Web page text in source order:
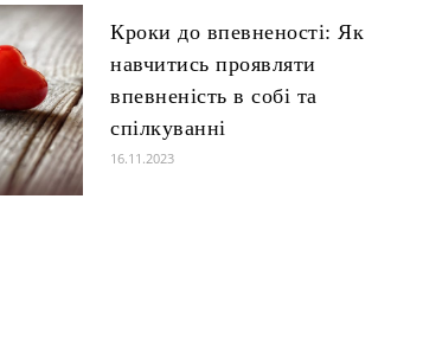
Кроки до впевненості: Як
навчитись проявляти
впевненість в собі та
спілкуванні
16.11.2023